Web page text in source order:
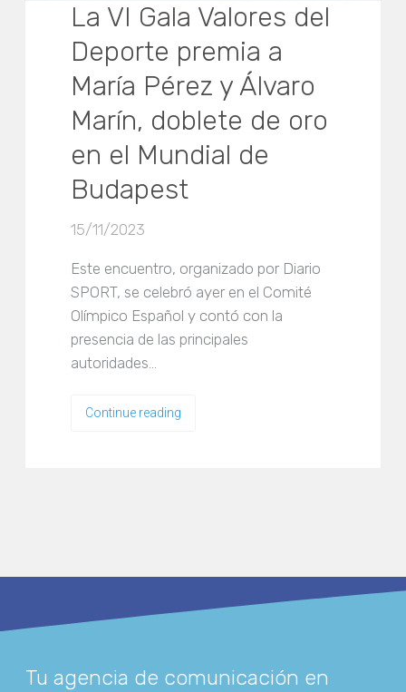
La VI Gala Valores del
Deporte premia a
María Pérez y Álvaro
Marín, doblete de oro
en el Mundial de
Budapest
15/11/2023
Este encuentro, organizado por Diario
SPORT, se celebró ayer en el Comité
Olímpico Español y contó con la
presencia de las principales
autoridades…
Continue reading
Tu agencia de comunicación en